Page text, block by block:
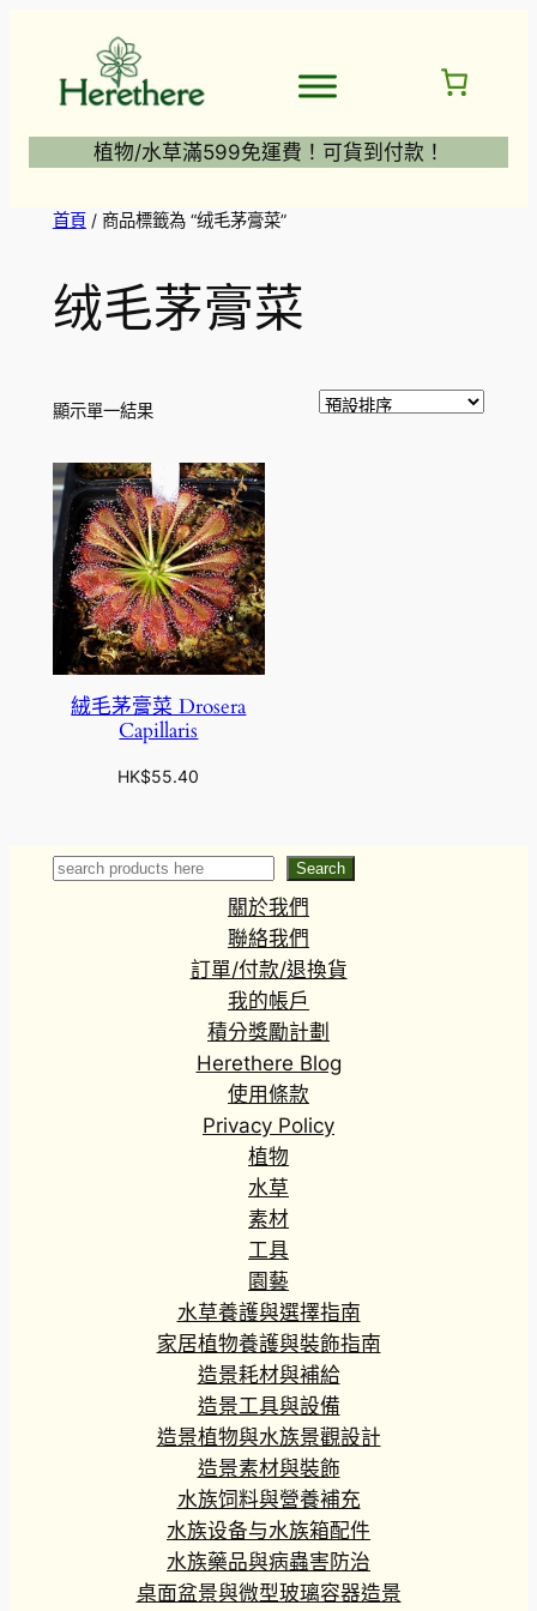
植物/水草滿599免運費！可貨到付款！
首頁/ 商品標籤為 “绒毛茅膏菜”
绒毛茅膏菜
顯示單一結果
絨毛茅膏菜 Drosera
Capillaris
HK$55.40
Search Search
關於我們
聯絡我們
訂單/付款/退換貨
我的帳戶
積分獎勵計劃
Herethere Blog
使用條款
Privacy Policy
植物
水草
素材
工具
園藝
水草養護與選擇指南
家居植物養護與裝飾指南
造景耗材與補給
造景工具與設備
造景植物與水族景觀設計
造景素材與裝飾
水族饲料與營養補充
水族设备与水族箱配件
水族藥品與病蟲害防治
桌面盆景與微型玻璃容器造景